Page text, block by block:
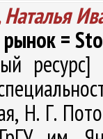
=
Н. Г.